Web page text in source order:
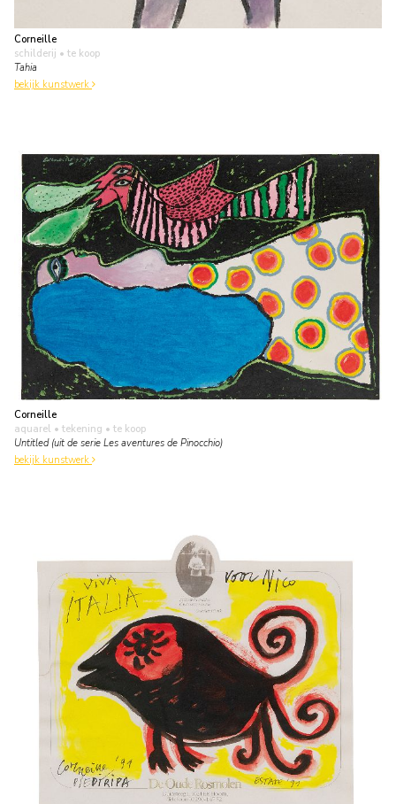
Corneille
schilderij • te koop
Tahia
bekijk kunstwerk
Corneille
aquarel • tekening • te koop
Untitled (uit de serie Les aventures de Pinocchio)
bekijk kunstwerk